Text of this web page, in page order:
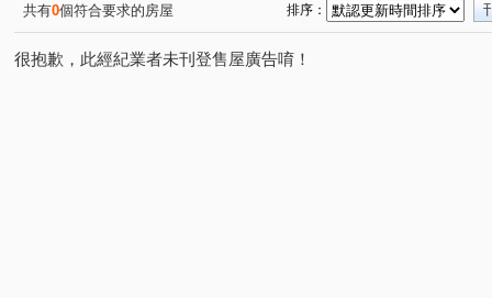
共有0個符合要求的房屋 排序：
很抱歉，此經紀業者未刊登售屋廣告唷！